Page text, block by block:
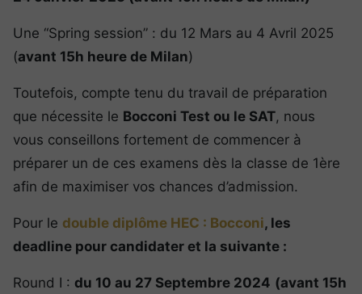
Une “Spring session” : du 12 Mars au 4 Avril 2025
(avant 15h heure de Milan)
Toutefois, compte tenu du travail de préparation
que nécessite le Bocconi Test ou le SAT, nous
vous conseillons fortement de commencer à
préparer un de ces examens dès la classe de 1ère
afin de maximiser vos chances d’admission.
Pour le double diplôme HEC : Bocconi, les
deadline pour candidater et la suivante :
Round I : du 10 au 27 Septembre 2024 (avant 15h